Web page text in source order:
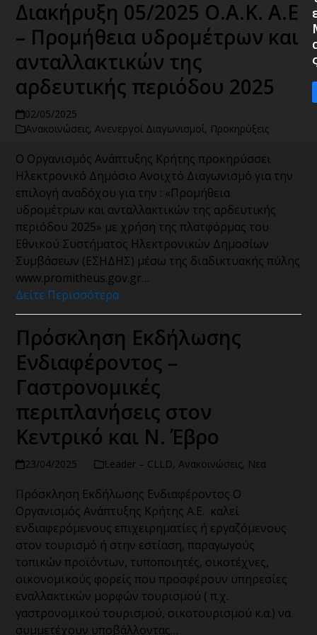
Διακήρυξη 05/2025 Ο.Α.Κ. Α.Ε
– Προμήθεια υδρομέτρων και
ανταλλακτικών της
αρδευτικής περιόδου 2025
02/05/2025
Ανακοινώσεις,Ανενεργοί Διαγωνισμοί, Προκηρύξεις
Ο Οργανισμός Ανάπτυξης Κρήτης προκηρύσσει
Ηλεκτρονικό Δημόσιο Ανοιχτό Διαγωνισμό για την
επιλογή αναδόχου για την : «Προμήθεια
υδρομέτρων και ανταλλακτικών της αρδευτικής
περιόδου 2025» με χρήση της πλατφόρμας του
Εθνικού Συστήματος Ηλεκτρονικών Δημοσίων
Συμβάσεων (ΕΣΗΔΗΣ) μέσω της διαδικτυακής πύλης
www.promitheus.gov.gr…
Δείτε Περισσότερα
Πρόσκληση Εκδήλωσης
Ενδιαφέροντος –
Γαστρονομικές
περιπλανήσεις στον
Κεντρικό και Ν. Έβρο
23/04/2025 Leader – CLLD, Ανακοινώσεις, Νεα
Πρόσκληση Εκδήλωσης Ενδιαφέροντος Ο
Οργανισμός Ανάπτυξης Κρήτης Α.Ε. καλεί
ενδιαφερόμενους επιχειρηματίες ή εργαζόμενους
στον τουρισμό ή στην εστίαση, παραγωγούς
τοπικών προϊόντων, τυποποιητές, οικοτέχνες,
οικονομικούς φορείς που προσφέρουν υπηρεσίες
εναλλακτικών μορφών τουρισμού ( π.χ.
γαστρονομικού τουρισμού, οικοτουρισμού κ.α.) να
συμμετέχουν υποβάλλοντας…